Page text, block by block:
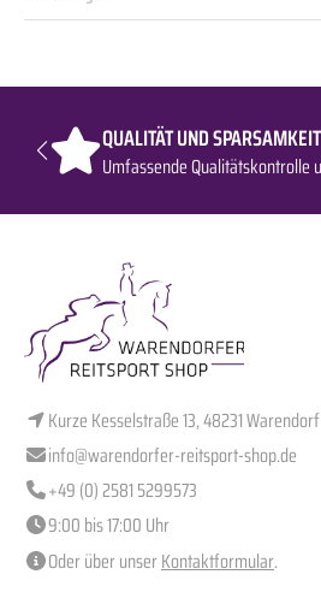
QUALITÄT UND SPARSAMKEIT
Umfassende Qualitätskontrolle
Kurze Kesselstraße 13, 48231 Warendorf
info@warendorfer-reitsport-shop.de
+49 (0) 2581 5299573
9:00 bis 17:00 Uhr
Oder über unserKontaktformular.